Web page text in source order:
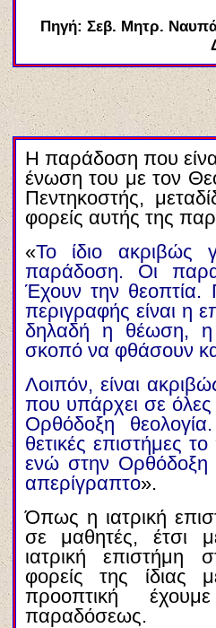
Πηγή: Σεβ. Μητρ.
Η παράδοση που
ένωση του με τον
Πεντηκοστής,
φορείς αυτής της
«Το ίδιο ακριβώς
παράδοση. Οι
Έχουν την θεοπτία.
περιγραφής είναι η
δηλαδή η θέωση,
σκοπό να φθάσουν
Λοιπόν, είναι
που υπάρχει σε όλες
Ορθόδοξη
θετικές επιστήμες
ενώ στην Ορθόδοξη
απερίγραπτο».
Όπως η ιατρική
σε μαθητές, έτσι
ιατρική επιστήμη
φορείς της ίδιας
προοπτική
παραδόσεως.